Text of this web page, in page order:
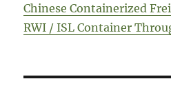
Chinese Containerized
RWI / ISL Container